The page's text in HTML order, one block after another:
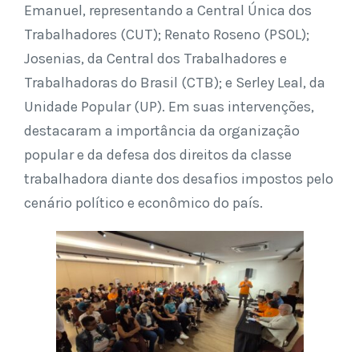
Emanuel, representando a Central Única dos
Trabalhadores (CUT); Renato Roseno (PSOL);
Josenias, da Central dos Trabalhadores e
Trabalhadoras do Brasil (CTB); e Serley Leal, da
Unidade Popular (UP). Em suas intervenções,
destacaram a importância da organização
popular e da defesa dos direitos da classe
trabalhadora diante dos desafios impostos pelo
cenário político e econômico do país.